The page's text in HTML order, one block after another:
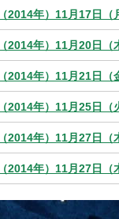
2014年）11月17日（
2014年）11月20日（
2014年）11月21日（
2014年）11月25日（
2014年）11月27日（
2014年）11月27日（